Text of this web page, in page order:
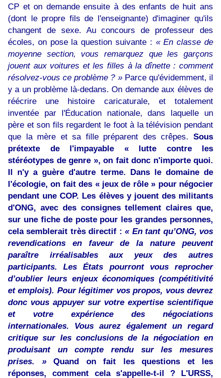
CP et on demande ensuite à des enfants de huit ans
(dont le propre fils de l'enseignante) d'imaginer qu'ils
changent de sexe. Au concours de professeur des
écoles, on pose la question suivante : « En classe de
moyenne section, vous remarquez que les garçons
jouent aux voitures et les filles à la dînette : comment
résolvez-vous ce problème ? »Parce qu'évidemment, il
y a un problème là-dedans. On demande aux élèves de
réécrire une histoire caricaturale, et totalement
inventée par l'Éducation nationale, dans laquelle un
père et son fils regardent le foot à la télévision pendant
que la mère et sa fille préparent des crêpes. Sous
prétexte de l'impayable « lutte contre les
stéréotypes de genre », on fait donc n'importe quoi.
Il n'y a guère d'autre terme. Dans le domaine de
l'écologie, on fait des « jeux de rôle » pour négocier
pendant une COP. Les élèves y jouent des militants
d'ONG, avec des consignes tellement claires que,
sur une fiche de poste pour les grandes personnes,
cela semblerait très directif :« En tant qu’ONG, vos
revendications en faveur de la nature peuvent
paraître irréalisables aux yeux des autres
participants. Les États pourront vous reprocher
d’oublier leurs enjeux économiques (compétitivité
et emplois). Pour légitimer vos propos, vous devrez
donc vous appuyer sur votre expertise scientifique
et votre expérience des négociations
internationales. Vous aurez également un regard
critique sur les conclusions de la négociation en
produisant un compte rendu sur les mesures
prises. »Quand on fait les questions et les
réponses, comment cela s'appelle-t-il ? L'URSS,